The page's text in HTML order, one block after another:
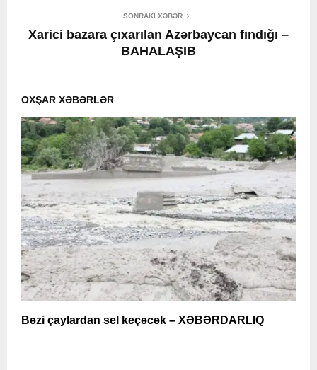
SONRAKI XƏBƏR
Xarici bazara çıxarılan Azərbaycan fındığı –
BAHALAŞIB
OXŞAR XƏBƏRLƏR
Bəzi çaylardan sel keçəcək – XƏBƏRDARLIQ